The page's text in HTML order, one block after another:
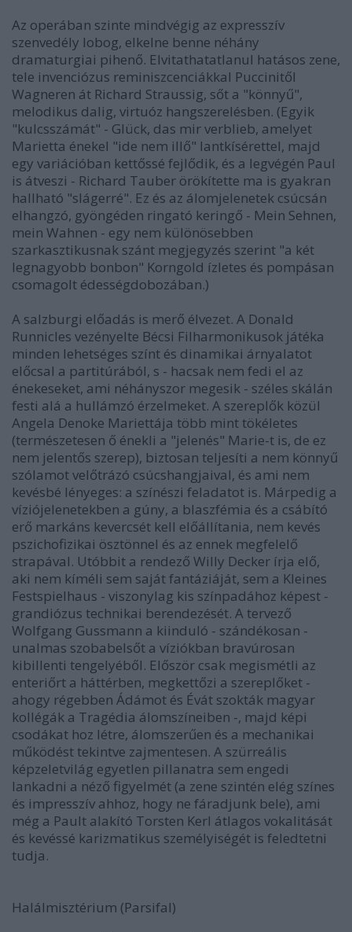
Az operában szinte mindvégig az expresszív
szenvedély lobog, elkelne benne néhány
dramaturgiai pihenő. Elvitathatatlanul hatásos zene,
tele invenciózus reminiszcenciákkal Puccinitől
Wagneren át Richard Straussig, sőt a "könnyű",
melodikus dalig, virtuóz hangszerelésben. (Egyik
"kulcsszámát" - Glück, das mir verblieb, amelyet
Marietta énekel "ide nem illő" lantkísérettel, majd
egy variációban kettőssé fejlődik, és a legvégén Paul
is átveszi - Richard Tauber örökítette ma is gyakran
hallható "slágerré". Ez és az álomjelenetek csúcsán
elhangzó, gyöngéden ringató keringő - Mein Sehnen,
mein Wahnen - egy nem különösebben
szarkasztikusnak szánt megjegyzés szerint "a két
legnagyobb bonbon" Korngold ízletes és pompásan
csomagolt édességdobozában.)
A salzburgi előadás is merő élvezet. A Donald
Runnicles vezényelte Bécsi Filharmonikusok játéka
minden lehetséges színt és dinamikai árnyalatot
előcsal a partitúrából, s - hacsak nem fedi el az
énekeseket, ami néhányszor megesik - széles skálán
festi alá a hullámzó érzelmeket. A szereplők közül
Angela Denoke Mariettája több mint tökéletes
(természetesen ő énekli a "jelenés" Marie-t is, de ez
nem jelentős szerep), biztosan teljesíti a nem könnyű
szólamot velőtrázó csúcshangjaival, és ami nem
kevésbé lényeges: a színészi feladatot is. Márpedig a
víziójelenetekben a gúny, a blaszfémia és a csábító
erő markáns kevercsét kell előállítania, nem kevés
pszichofizikai ösztönnel és az ennek megfelelő
strapával. Utóbbit a rendező Willy Decker írja elő,
aki nem kíméli sem saját fantáziáját, sem a Kleines
Festspielhaus - viszonylag kis színpadához képest -
grandiózus technikai berendezését. A tervező
Wolfgang Gussmann a kiinduló - szándékosan -
unalmas szobabelsőt a víziókban bravúrosan
kibillenti tengelyéből. Először csak megismétli az
enteriőrt a háttérben, megkettőzi a szereplőket -
ahogy régebben Ádámot és Évát szokták magyar
kollégák a Tragédia álomszíneiben -, majd képi
csodákat hoz létre, álomszerűen és a mechanikai
működést tekintve zajmentesen. A szürreális
képzeletvilág egyetlen pillanatra sem engedi
lankadni a néző figyelmét (a zene szintén elég színes
és impresszív ahhoz, hogy ne fáradjunk bele), ami
még a Pault alakító Torsten Kerl átlagos vokalitását
és kevéssé karizmatikus személyiségét is feledtetni
tudja.
Halálmisztérium (Parsifal)